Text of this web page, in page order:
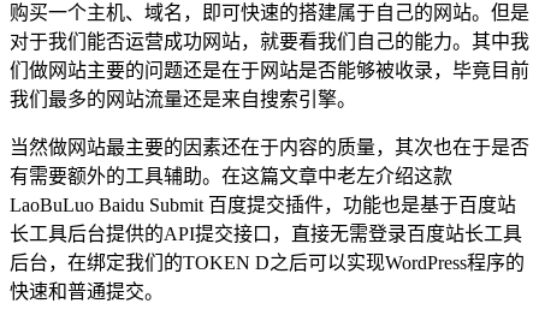
购买一个主机、域名，即可快速的搭建属于自己的网站。但是
对于我们能否运营成功网站，就要看我们自己的能力。其中我
们做网站主要的问题还是在于网站是否能够被收录，毕竟目前
我们最多的网站流量还是来自搜索引擎。
当然做网站最主要的因素还在于内容的质量，其次也在于是否
有需要额外的工具辅助。在这篇文章中老左介绍这款
LaoBuLuo Baidu Submit 百度提交插件，功能也是基于百度站
长工具后台提供的API提交接口，直接无需登录百度站长工具
后台，在绑定我们的TOKEN D之后可以实现WordPress程序的
快速和普通提交。